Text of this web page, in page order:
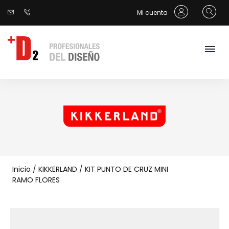
Mi cuenta
Inicio / KIKKERLAND / KIT PUNTO DE CRUZ MINI
RAMO FLORES